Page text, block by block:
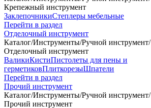
Крепежный инструмент
ЗаклепочникиСтеплеры мебельные
Перейти в раздел
Отделочный инструмент
Каталог/Инструменты/Ручной инструмент/
Отделочный инструмент
ВаликиКистиПистолеты для пены и
герметиковПлиткорезыШпатели
Перейти в раздел
Прочий инструмент
Каталог/Инструменты/Ручной инструмент/
Прочий инструмент